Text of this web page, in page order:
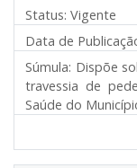
Status: Vigente
Data de
Súmula: Dispõe
travessia de
Saúde do